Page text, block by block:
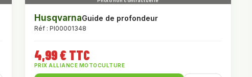
HusqvarnaGuide de profondeur
Réf : PI00001348
4,99 € TTC
PRIX ALLIANCE MOTOCULTURE